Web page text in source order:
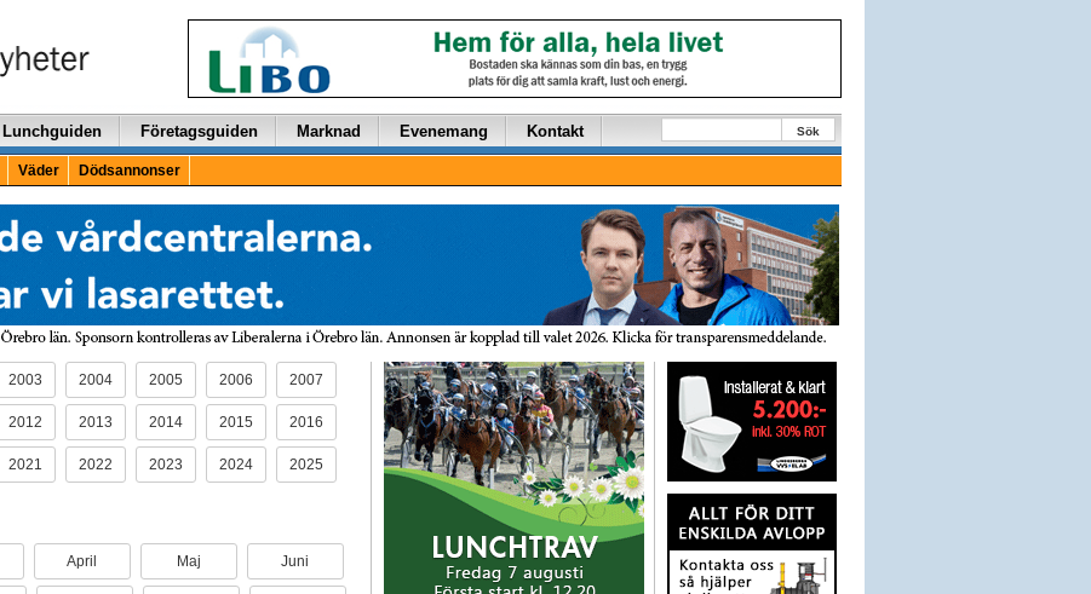
Lunchguiden Företagsguiden Marknad Evenemang Kontakt Sök
Väder Dödsannonser
2003 2004 2005 2006 2007
2012 2013 2014 2015 2016
2021 2022 2023 2024 2025
April Maj Juni